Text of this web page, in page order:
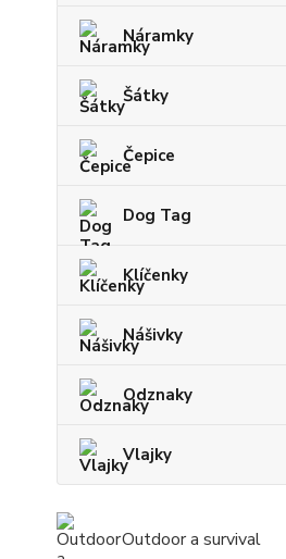
Náramky
Šátky
Čepice
Dog Tag
Klíčenky
Nášivky
Odznaky
Vlajky
Outdoor a survival